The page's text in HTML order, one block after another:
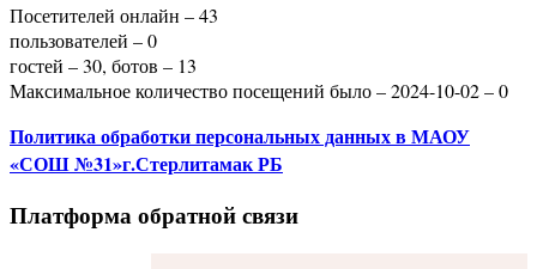
Посетителей онлайн – 43
пользователей – 0
гостей – 30, ботов – 13
Максимальное количество посещений было – 2024-10-02 – 0
Политика обработки персональных данныхв МАОУ
«СОШ №31»г.Стерлитамак РБ
Платформа обратной связи